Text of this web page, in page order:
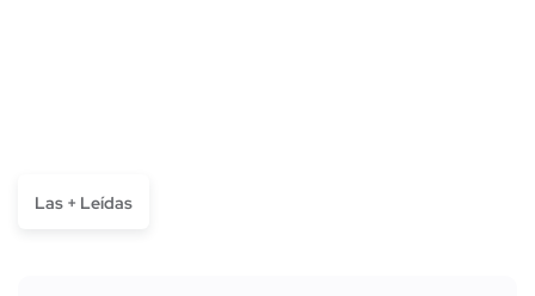
Las + Leídas